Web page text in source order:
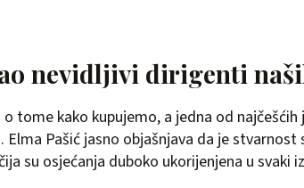
nevidljivi dirigenti
tome kako kupujemo, a jedna od
Elma Pašić jasno objašnjava da je
su osjećanja duboko ukorijenjena u svaki